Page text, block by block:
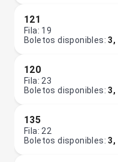
121
Fila: 19
Boletos disponibles: 3,
120
Fila: 23
Boletos disponibles: 3,
135
Fila: 22
Boletos disponibles: 3,